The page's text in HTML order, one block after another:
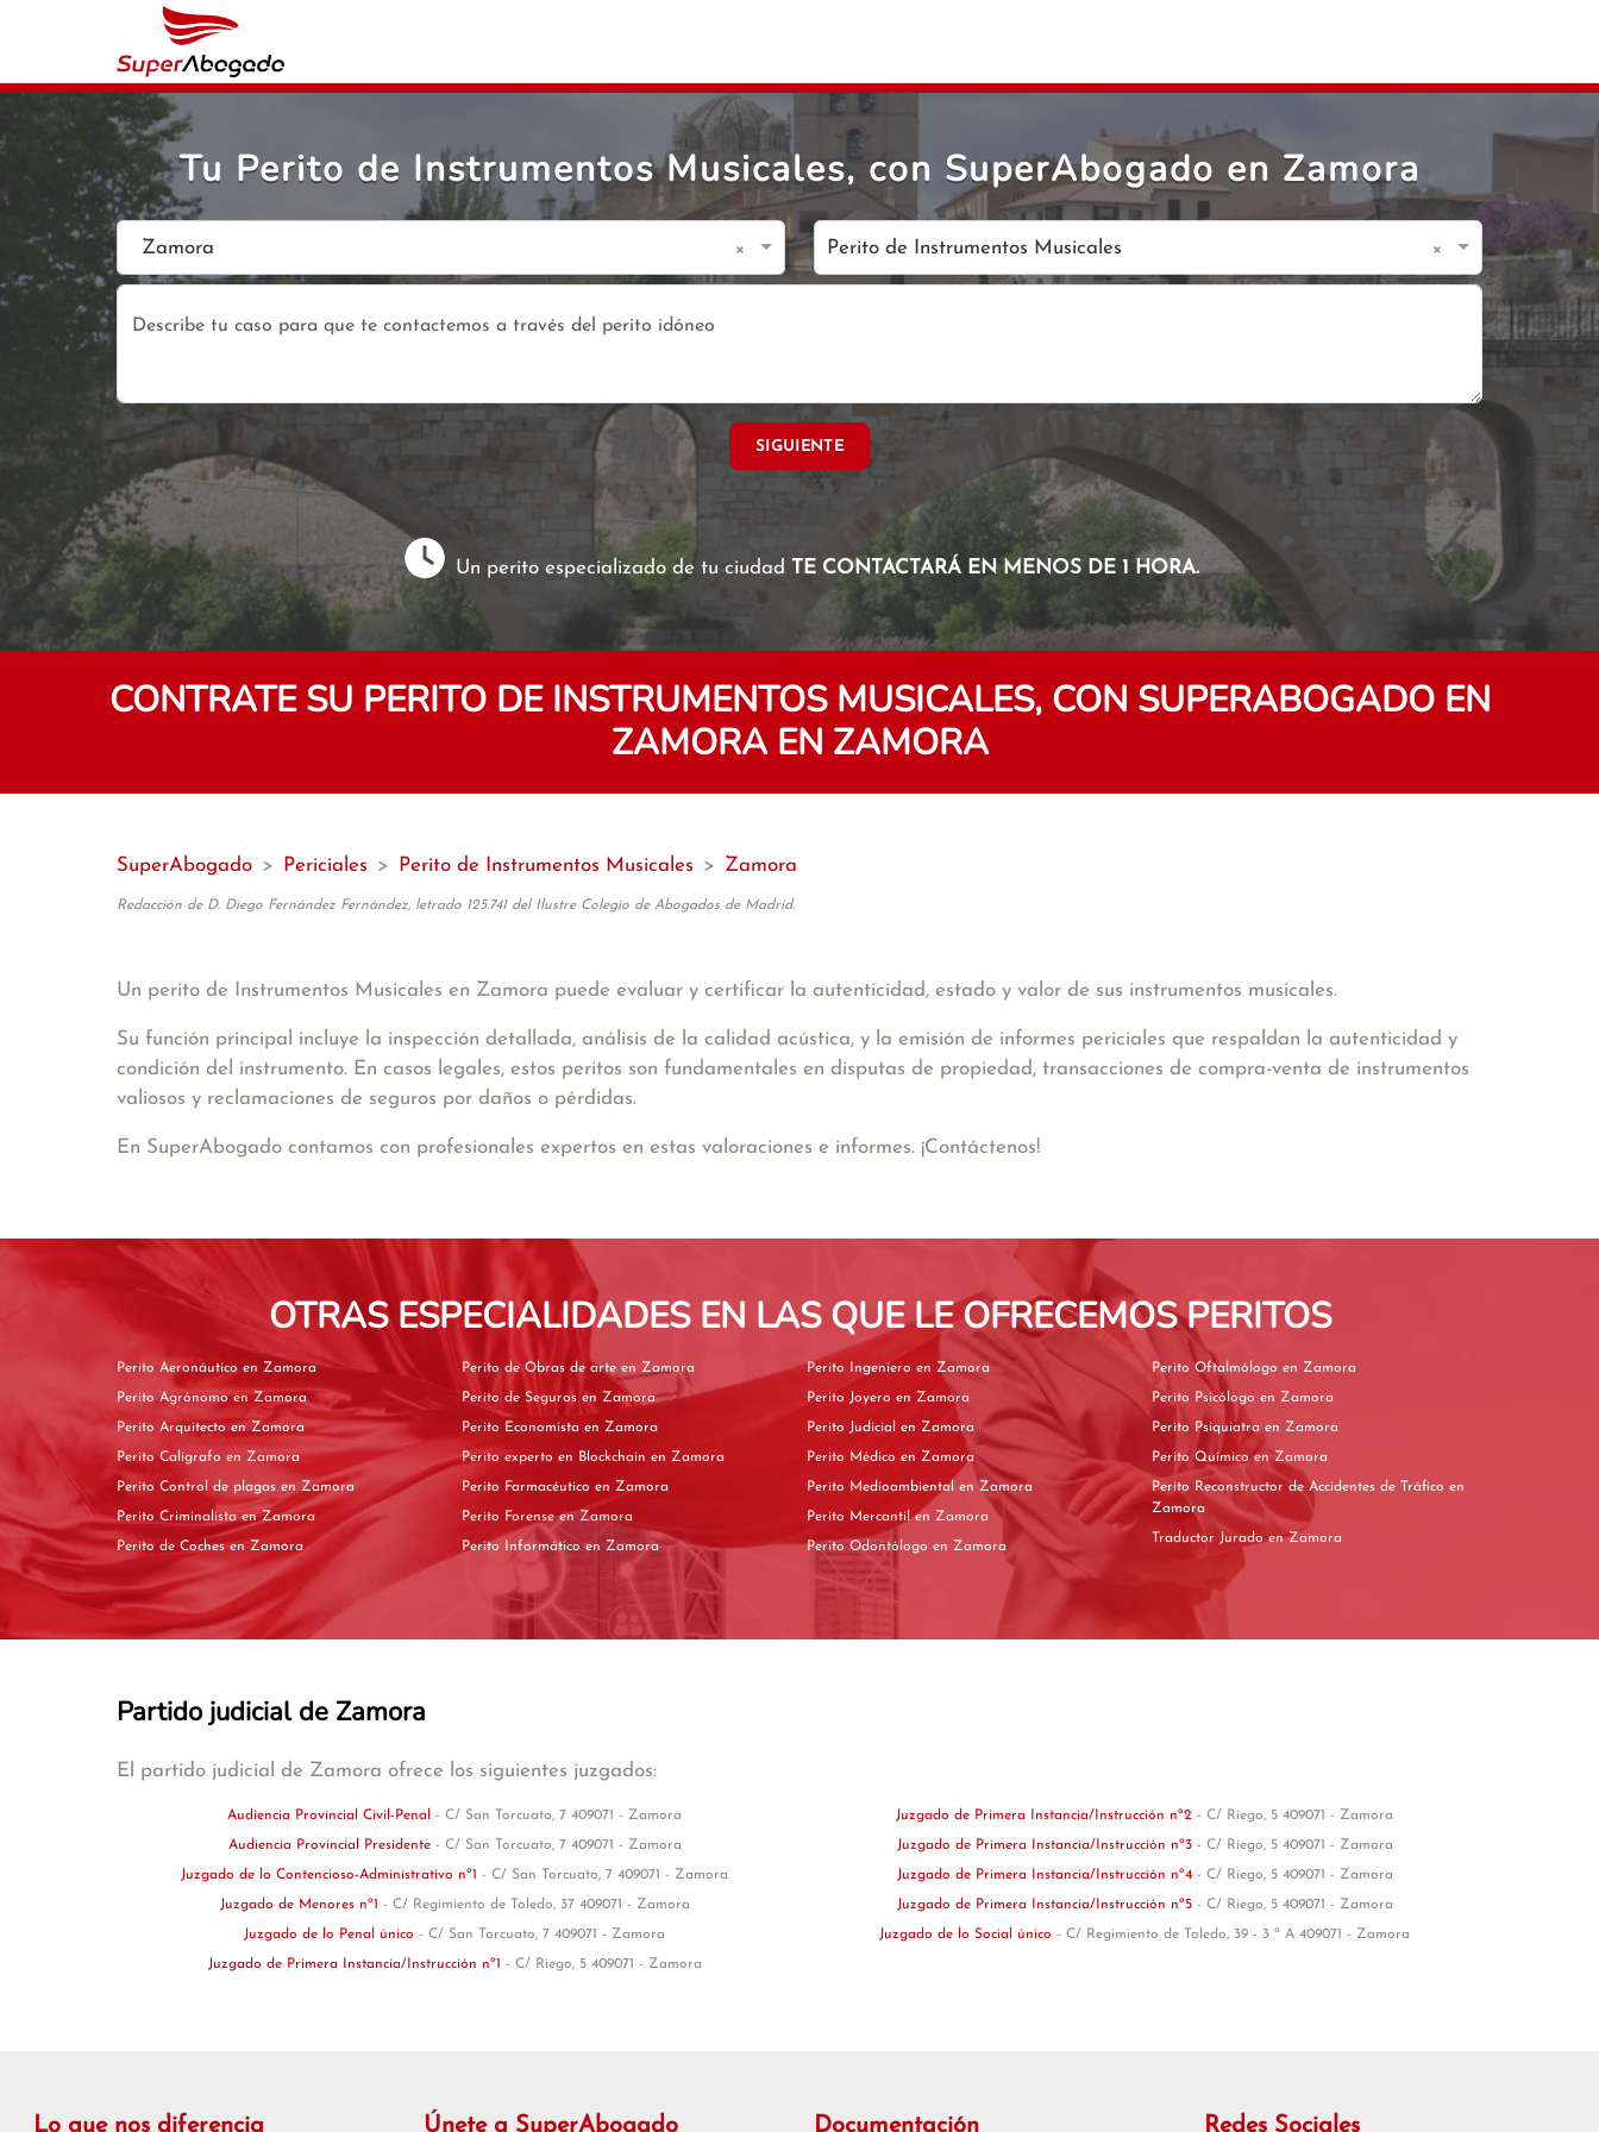
Tu Perito de Instrumentos Musicales, con SuperAbogado en Zamora
Zamora × Perito de Instrumentos Musicales ×
SIGUIENTE
Un perito especializado de tu ciudad TE CONTACTARÁ EN MENOS DE 1 HORA.
CONTRATE SU PERITO DE INSTRUMENTOS MUSICALES, CON SUPERABOGADO EN
ZAMORA EN ZAMORA
SuperAbogado > Periciales > Perito de Instrumentos Musicales > Zamora
Redacción de D. Diego Fernández Fernández, letrado 125.741 del Ilustre Colegio de Abogados de Madrid.
Un perito de Instrumentos Musicales en Zamora puede evaluar y certificar la autenticidad, estado y valor de sus instrumentos musicales.
Su función principal incluye la inspección detallada, análisis de la calidad acústica, y la emisión de informes periciales que respaldan la autenticidad y
condición del instrumento. En casos legales, estos peritos son fundamentales en disputas de propiedad, transacciones de compra-venta de instrumentos
valiosos y reclamaciones de seguros por daños o pérdidas.
En SuperAbogado contamos con profesionales expertos en estas valoraciones e informes. ¡Contáctenos!
OTRAS ESPECIALIDADES EN LAS QUE LE OFRECEMOS PERITOS
Perito Aeronáutico en Zamora
Perito Agrónomo en Zamora
Perito Arquitecto en Zamora
Perito Calígrafo en Zamora
Perito Control de plagas en Zamora
Perito Criminalista en Zamora
Perito de Coches en Zamora
Perito de Obras de arte en Zamora
Perito de Seguros en Zamora
Perito Economista en Zamora
Perito experto en Blockchain en Zamora
Perito Farmacéutico en Zamora
Perito Forense en Zamora
Perito Informático en Zamora
Perito Ingeniero en Zamora
Perito Joyero en Zamora
Perito Judicial en Zamora
Perito Médico en Zamora
Perito Medioambiental en Zamora
Perito Mercantil en Zamora
Perito Odontólogo en Zamora
Perito Oftalmólogo en Zamora
Perito Psicólogo en Zamora
Perito Psiquiatra en Zamora
Perito Químico en Zamora
Perito Reconstructor de Accidentes de Tráfico en
Zamora
Traductor Jurado en Zamora
Partido judicial de Zamora
El partido judicial de Zamora ofrece los siguientes juzgados:
Audiencia Provincial Civil-Penal - C/ San Torcuato, 7 409071 - Zamora
Audiencia Provincial Presidente - C/ San Torcuato, 7 409071 - Zamora
Juzgado de lo Contencioso-Administrativo nº1 - C/ San Torcuato, 7 409071 - Zamora
Juzgado de Menores nº1 - C/ Regimiento de Toledo, 37 409071 - Zamora
Juzgado de lo Penal único - C/ San Torcuato, 7 409071 - Zamora
Juzgado de Primera Instancia/Instrucción nº1 - C/ Riego, 5 409071 - Zamora
Juzgado de Primera Instancia/Instrucción nº2 - C/ Riego, 5 409071 - Zamora
Juzgado de Primera Instancia/Instrucción nº3 - C/ Riego, 5 409071 - Zamora
Juzgado de Primera Instancia/Instrucción nº4 - C/ Riego, 5 409071 - Zamora
Juzgado de Primera Instancia/Instrucción nº5 - C/ Riego, 5 409071 - Zamora
Juzgado de lo Social único - C/ Regimiento de Toledo, 39 - 3 º A 409071 - Zamora
Lo que nos diferencia Únete a SuperAbogado Documentación Redes Sociales